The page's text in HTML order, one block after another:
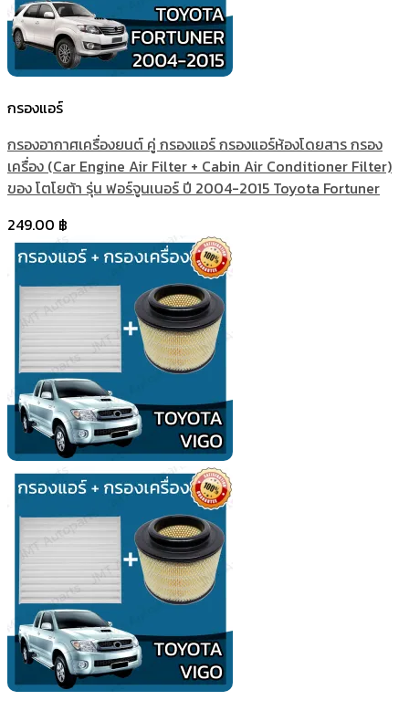
กรองแอร์
กรองอากาศเครื่องยนต์ คู่ กรองแอร์ กรองแอร์ห้องโดยสาร กรอง
เครื่อง (Car Engine Air Filter + Cabin Air Conditioner Filter)
ของ โตโยต้า รุ่น ฟอร์จูนเนอร์ ปี 2004-2015 Toyota Fortuner
249.00 ฿